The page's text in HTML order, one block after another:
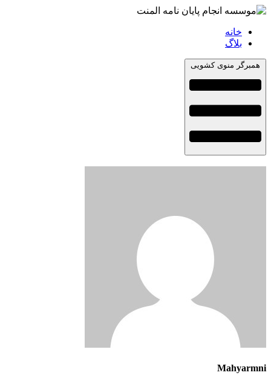
خانه
بلاگ
همبرگر منوی کشویی
Mahyarmni